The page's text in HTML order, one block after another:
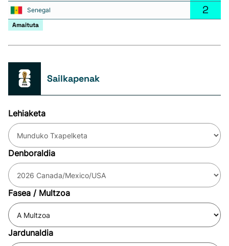
Senegal 2
Amaituta
Sailkapenak
Lehiaketa
Denboraldia
Fasea / Multzoa
Jardunaldia